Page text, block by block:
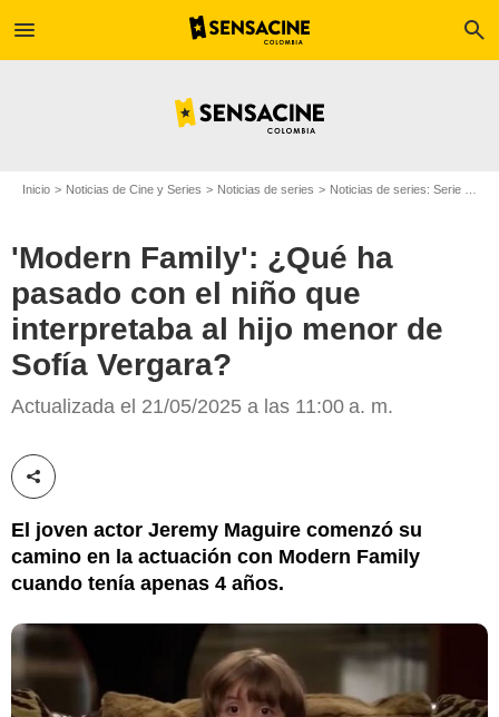
menu search
Inicio Noticias de Cine y Series Noticias de series Noticias de series: Serie de televisión
'Modern Family': ¿Qué ha
pasado con el niño que
interpretaba al hijo menor de
Sofía Vergara?
Actualizada el 21/05/2025 a las 11:00 a. m.
Compartir esta noticia
El joven actor Jeremy Maguire comenzó su
camino en la actuación con Modern Family
cuando tenía apenas 4 años.
Screen Rant